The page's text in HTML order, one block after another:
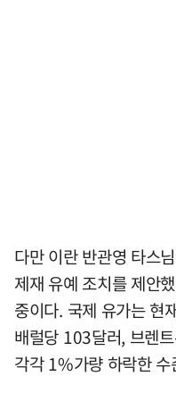
다만 이란 반관영 타스
제재 유예 조치를 제안
중이다. 국제 유가는 현
배럴당 103달러, 브렌
각각 1%가량 하락한